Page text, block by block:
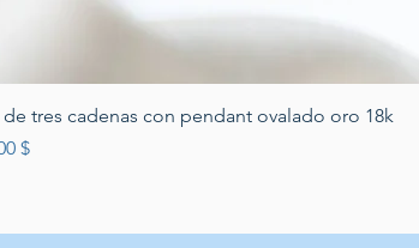
tres cadenas con pendant ovalado oro 18k
$